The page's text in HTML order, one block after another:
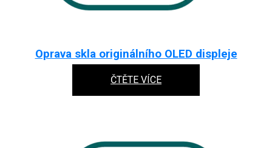
Oprava skla originálního OLED displeje
ČTĚTE VÍCE